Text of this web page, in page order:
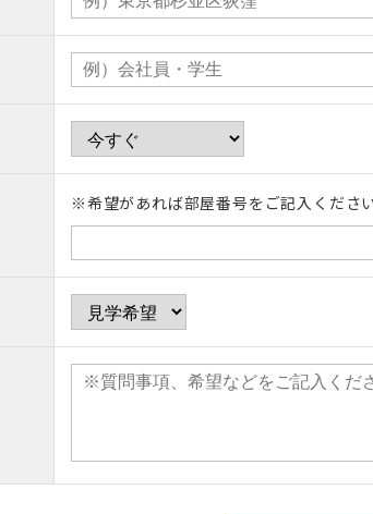
※希望があれば部屋番号をご記入ください